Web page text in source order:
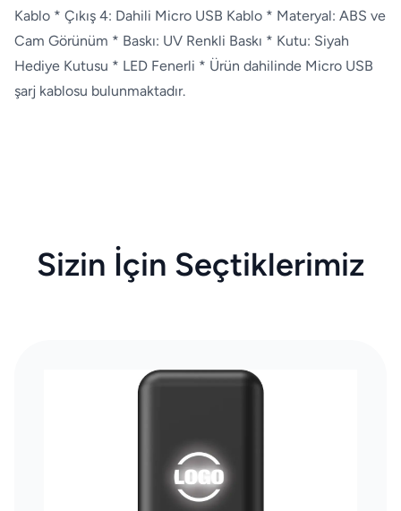
Kablo * Çıkış 4: Dahili Micro USB Kablo * Materyal: ABS ve
Cam Görünüm * Baskı: UV Renkli Baskı * Kutu: Siyah
Hediye Kutusu * LED Fenerli * Ürün dahilinde Micro USB
şarj kablosu bulunmaktadır.
Sizin İçin Seçtiklerimiz